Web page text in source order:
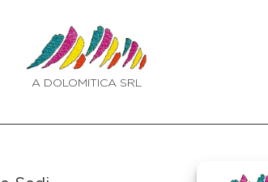
A DOLOMITICA SRL